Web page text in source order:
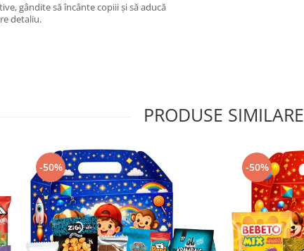
gândite să încânte copiii și să aducă
detaliu.
PRODUSE SIMILARE
-50% -50%